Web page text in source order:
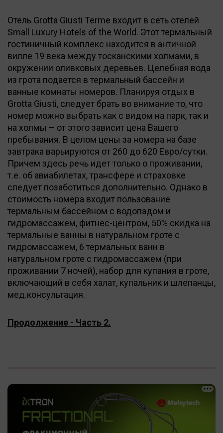
Отель Grotta Giusti Terme входит в сеть отелей
Small Luxury Hotels of the World. Этот термальный
гостиничный комплекс находится в античной
вилле 19 века между тосканскими холмами, в
окружении оливковых деревьев. Целебная вода
из грота подается в термальный бассейн и
ванные комнаты номеров. Планируя отдых в
Grotta Giusti, следует брать во внимание то, что
номер можно выбрать как с видом на парк, так и
на холмы – от этого зависит цена Вашего
пребывания. В целом цены за номера на базе
завтрака варьируются от 260 до 620 Евро/сутки.
Причем здесь речь идет только о проживании,
т.е. об авиабилетах, трансфере и страховке
следует позаботиться дополнительно. Однако в
стоимость номера входит пользование
термальным бассейном с водопадом и
гидромассажем, фитнес-центром, 50% скидка на
термальные ванны в натуральном гроте с
гидромассажем, 6 термальных ванн в
натуральном гроте с гидромассажем (при
проживании 7 ночей), набор для купания в гроте,
включающий в себя халат, купальник и шлепанцы,
мед.консультация.
Продолжение - Часть 2.